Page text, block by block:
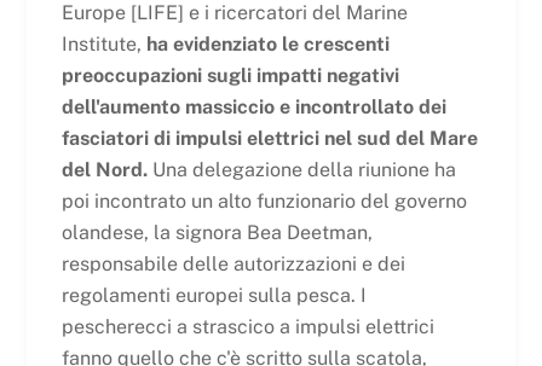
Europe [LIFE] e i ricercatori del Marine
Institute, ha evidenziato le crescenti
preoccupazioni sugli impatti negativi
dell'aumento massiccio e incontrollato dei
fasciatori di impulsi elettrici nel sud del Mare
del Nord.Una delegazione della riunione ha
poi incontrato un alto funzionario del governo
olandese, la signora Bea Deetman,
responsabile delle autorizzazioni e dei
regolamenti europei sulla pesca. I
pescherecci a strascico a impulsi elettrici
fanno quello che c'è scritto sulla scatola,